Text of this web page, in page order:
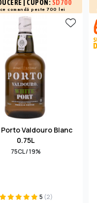
| CUPON: SD700
comandă peste 700 lei
Valdouro Blanc
0.75L
75CL / 19%
5 (2)